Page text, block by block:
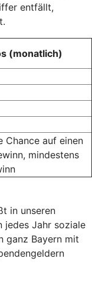
entfällt,
(monatlich)
Chance auf einen
mindestens
in unseren
jedes Jahr soziale
ganz Bayern mit